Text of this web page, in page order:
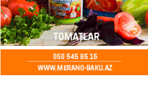
GÜNDƏM
MAAŞ, PENSİYA VƏ MÜAVİNƏTLƏR
YENİDƏN ARTIRILACAQ? – Mühüm
AÇIQLAMA
- 13:45
GÜNDƏM